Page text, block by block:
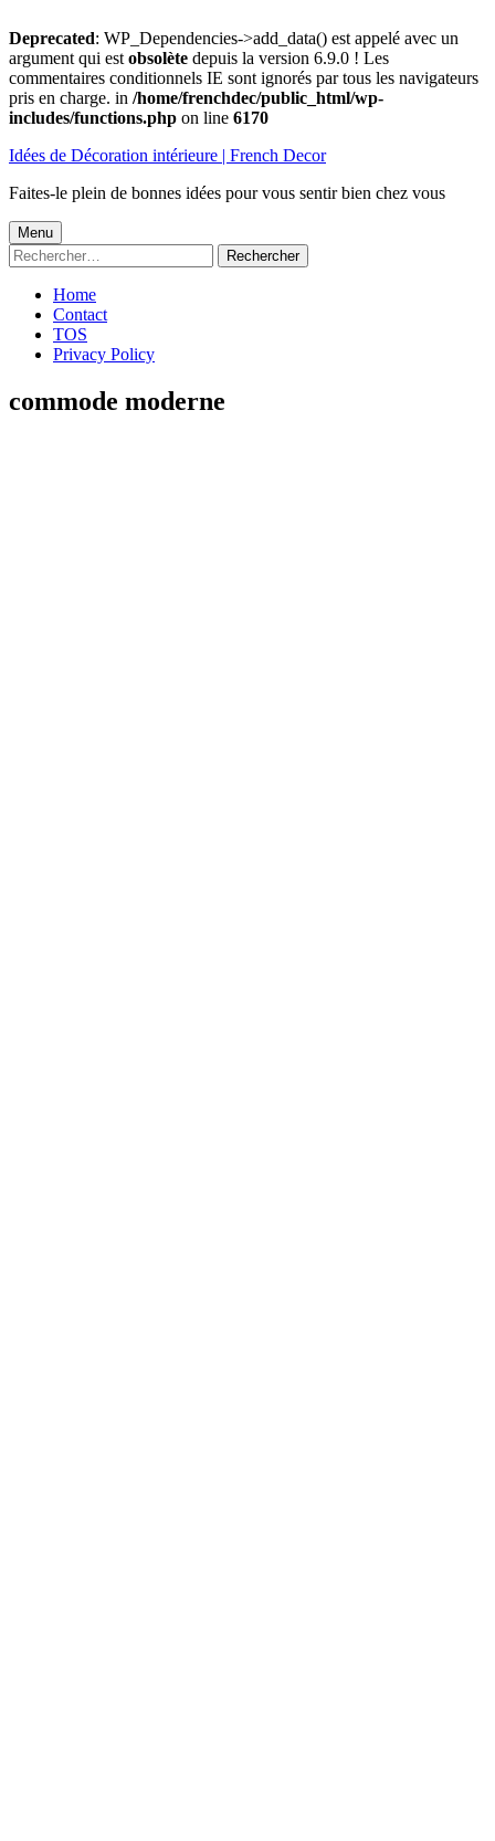
Deprecated: WP_Dependencies->add_data() est appelé avec un
argument qui est obsolète depuis la version 6.9.0 ! Les
commentaires conditionnels IE sont ignorés par tous les navigateurs
pris en charge. in /home/frenchdec/public_html/wp-
includes/functions.php on line 6170
au
Idées de Décoration intérieure | French Decor
Faites-le plein de bonnes idées pour vous sentir bien chez vous
Menu
principal
Menu
Rechercher :
Home
Contact
TOS
Privacy Policy
commode moderne